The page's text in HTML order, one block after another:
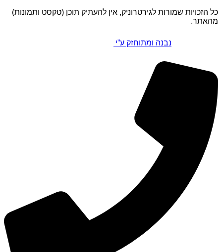
כל הזכויות שמורות לגירטרוניק, אין להעתיק תוכן (טקסט ותמונות)
מהאתר.
נבנה ומתוחזק ע”י